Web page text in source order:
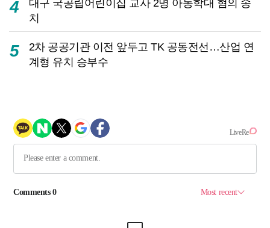
4
대구 국공립어린이집 교사 2명 아동학대 혐의 송
치
5
2차 공공기관 이전 앞두고 TK 공동전선…산업 연
계형 유치 승부수